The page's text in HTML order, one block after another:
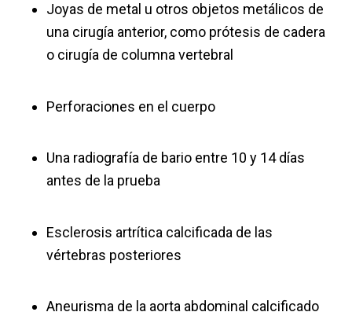
Joyas de metal u otros objetos metálicos de
una cirugía anterior, como prótesis de cadera
o cirugía de columna vertebral
Perforaciones en el cuerpo
Una radiografía de bario entre 10 y 14 días
antes de la prueba
Esclerosis artrítica calcificada de las
vértebras posteriores
Aneurisma de la aorta abdominal calcificado